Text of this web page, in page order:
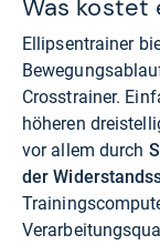
Was kostet
Ellipsentrainer
Crosstrainer.
höheren
vor allem durch
der